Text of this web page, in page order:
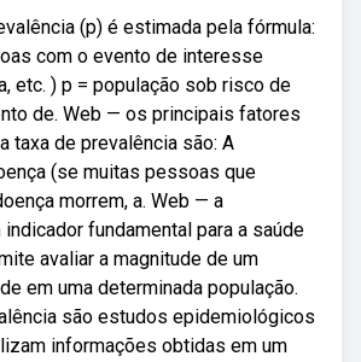
(p) é estimada pela fórmula:
com o evento de interesse
etc. ) p = população sob risco de
de. Web — os principais fatores
taxa de prevalência são: A
(se muitas pessoas que
morrem, a. Web — a
fundamental para a saúde
avaliar a magnitude de um
em uma determinada população.
são estudos epidemiológicos
informações obtidas em um